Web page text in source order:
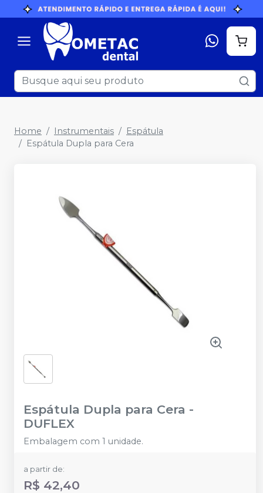
Home Instrumentais
Espátula
Espátula Dupla para Cera
Espátula Dupla para Cera -
DUFLEX
Embalagem com 1 unidade.
a partir de:
R$ 42,40